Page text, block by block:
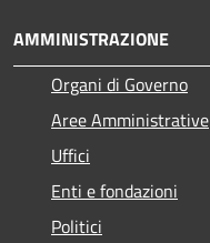
AMMINISTRAZIONE
Organi di Governo
Aree Amministrative
Uffici
Enti e fondazioni
Politici